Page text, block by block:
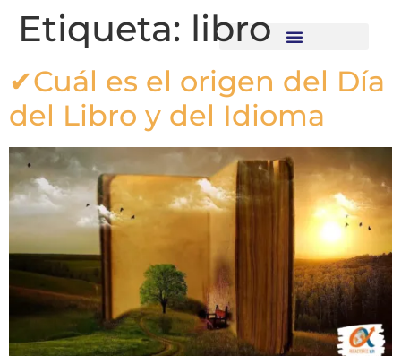
Etiqueta: libro
✔Cuál es el origen del Día
del Libro y del Idioma